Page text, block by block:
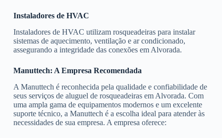
Instaladores de HVAC
Instaladores de HVAC utilizam rosqueadeiras para instalar
sistemas de aquecimento, ventilação e ar condicionado,
assegurando a integridade das conexões em Alvorada.
Manuttech: A Empresa Recomendada
A Manuttech é reconhecida pela qualidade e confiabilidade de
seus serviços de aluguel de rosqueadeiras em Alvorada. Com
uma ampla gama de equipamentos modernos e um excelente
suporte técnico, a Manuttech é a escolha ideal para atender às
necessidades de sua empresa. A empresa oferece: